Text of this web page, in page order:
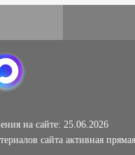
на сайте: 25.06.2026
сайта активная